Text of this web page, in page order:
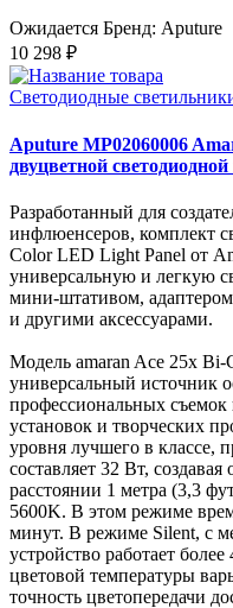
Ожидается Бренд: Aputure
10 298 ₽
Светодиодные
Aputure MP02060006
двуцветной
Разработанный для
инфлюенсеров, комплект
Color LED Light Panel от
универсальную и легкую
мини-штативом,
и другими аксессуарами.
Модель amaran Ace 25x
универсальный источник
профессиональных
установок и творческих
уровня лучшего в классе,
составляет 32 Вт,
расстоянии 1 метра (3,3
5600K. В этом режиме
минут. В режиме Silent, с
устройство работает
цветовой температуры
точность цветопередачи